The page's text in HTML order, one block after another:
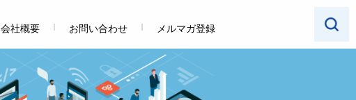
会社概要 お問い合わせ メルマガ登録